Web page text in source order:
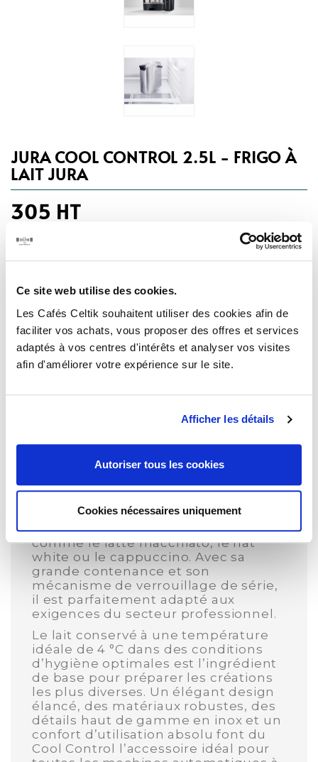
Ce site web utilise des cookies.
Les Cafés Celtik souhaitent utiliser des cookies afin de
faciliter vos achats, vous proposer des offres et services
adaptés à vos centres d'intérêts et analyser vos visites
afin d'améliorer votre expérience sur le site.
Afficher les détails
Autoriser tous les cookies
Cookies nécessaires uniquement
JURA COOL CONTROL 2.5L - FRIGO À
LAIT JURA
305 HT
366,00 €
Quantité
Détails du produit
Un récipient à lait PRO pour profiter
2,5 l perfectionne encore le plaisir de
déguster des spécialités tendance
comme le latte macchiato, le flat
white ou le cappuccino. Avec sa
grande contenance et son
mécanisme de verrouillage de série,
il est parfaitement adapté aux
exigences du secteur professionnel.
Le lait conservé à une température
idéale de 4 °C dans des conditions
d’hygiène optimales est l’ingrédient
de base pour préparer les créations
les plus diverses. Un élégant design
élancé, des matériaux robustes, des
détails haut de gamme en inox et un
confort d’utilisation absolu font du
Cool Control l’accessoire idéal pour